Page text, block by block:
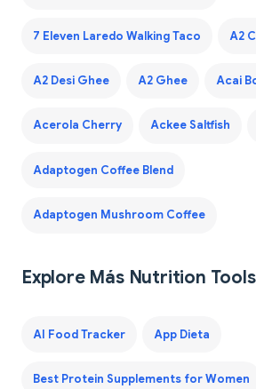
7 Eleven Laredo Walking Taco A2
A2 Desi Ghee A2 Ghee Acai
Acerola Cherry Ackee Saltfish
Adaptogen Coffee Blend
Adaptogen Mushroom Coffee
Explore Más Nutrition
AI Food Tracker App Dieta
Best Protein Supplements for Women